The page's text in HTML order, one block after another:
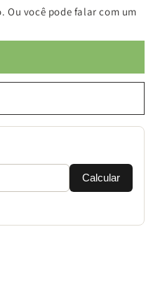
Ou você pode falar com um
Calcular